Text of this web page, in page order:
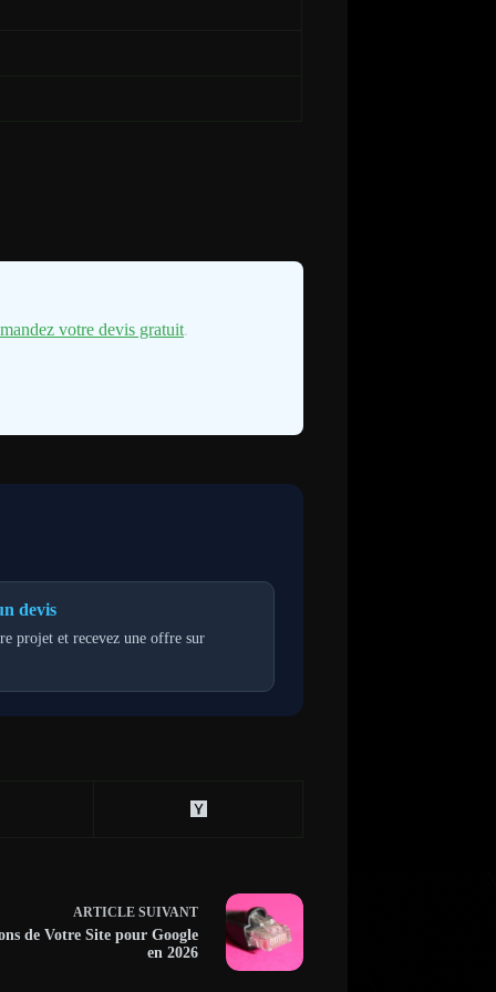
votre devis gratuit.
devis
projet et recevez une offre sur
ARTICLESUIVANT
de Votre Site pour Google
en 2026